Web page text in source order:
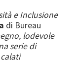
e Inclusione
di Bureau
lodevole
serie di